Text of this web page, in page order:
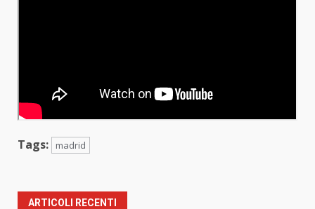
Tags: madrid
ARTICOLI RECENTI